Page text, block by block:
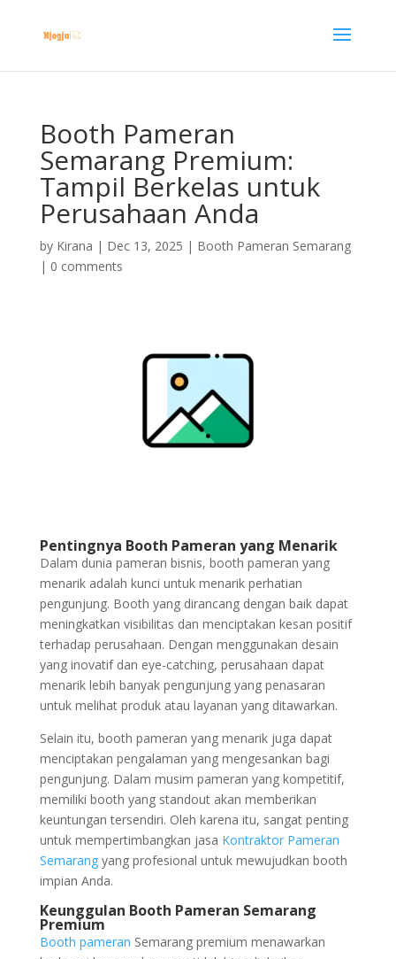
Booth Pameran
Semarang Premium:
Tampil Berkelas untuk
Perusahaan Anda
by Kirana | Dec 13, 2025 | Booth Pameran Semarang
| 0 comments
Pentingnya Booth Pameran yang Menarik
Dalam dunia pameran bisnis, booth pameran yang
menarik adalah kunci untuk menarik perhatian
pengunjung. Booth yang dirancang dengan baik dapat
meningkatkan visibilitas dan menciptakan kesan positif
terhadap perusahaan. Dengan menggunakan desain
yang inovatif dan eye-catching, perusahaan dapat
menarik lebih banyak pengunjung yang penasaran
untuk melihat produk atau layanan yang ditawarkan.
Selain itu, booth pameran yang menarik juga dapat
menciptakan pengalaman yang mengesankan bagi
pengunjung. Dalam musim pameran yang kompetitif,
memiliki booth yang standout akan memberikan
keuntungan tersendiri. Oleh karena itu, sangat penting
untuk mempertimbangkan jasa Kontraktor Pameran
Semarangyang profesional untuk mewujudkan booth
impian Anda.
Keunggulan Booth Pameran Semarang
Premium
Booth pameran Semarang premium menawarkan